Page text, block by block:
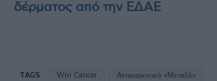
δέρματος από την ΕΔΑΕ
TAGS Win Cancer
Αντικαρκινικό «Μεταξά»